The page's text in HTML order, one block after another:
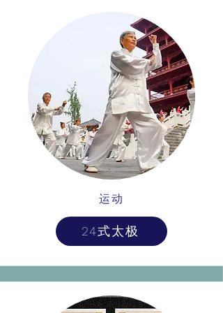
运动
24式太极